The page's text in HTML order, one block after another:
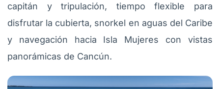
capitán y tripulación, tiempo flexible para
disfrutar la cubierta, snorkel en aguas del Caribe
y navegación hacia Isla Mujeres con vistas
panorámicas de Cancún.